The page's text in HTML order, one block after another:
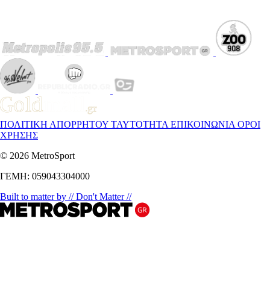
ΠΟΛΙΤΙΚΗ ΑΠΟΡΡΗΤΟΥ ΤΑΥΤΟΤΗΤΑ ΕΠΙΚΟΙΝΩΝΙΑ ΟΡΟΙ
ΧΡΗΣΗΣ
© 2026 MetroSport
ΓΕΜΗ: 059043304000
Built to matter by // Don't Matter //